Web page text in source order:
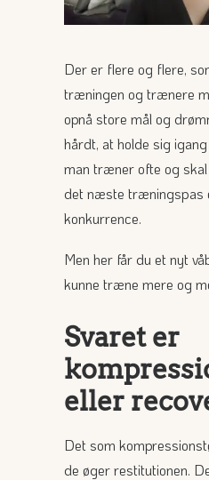
Der er flere og flere,
træningen og trænere
opnå store mål og
hårdt, at holde sig
man træner ofte og
det næste træningspas
konkurrence.
Men her får du et nyt
kunne træne mere og
Svaret er
eller
Det som
de øger restitutionen.